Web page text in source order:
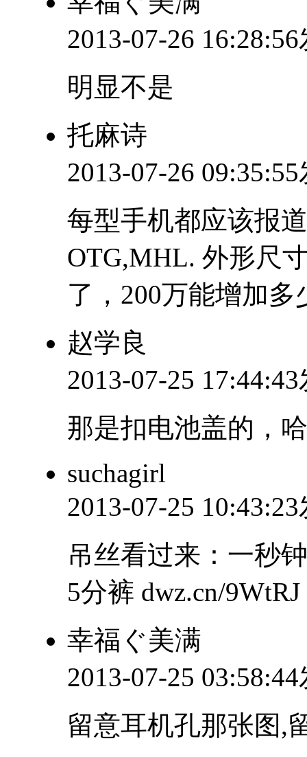
2013-07-26
明显不是
托麻诗
2013-07-26
每型手机都应该报
OTG,MHL. 外形尺
了，200万能增加多
赵学良
2013-07-25
那是扣电池盖的，
suchagirl
2013-07-25
吊丝看过来：一秒
5分裤 dwz.cn/9WtRJ
幸福ぐ美满
2013-07-25
留意耳机孔那张图,